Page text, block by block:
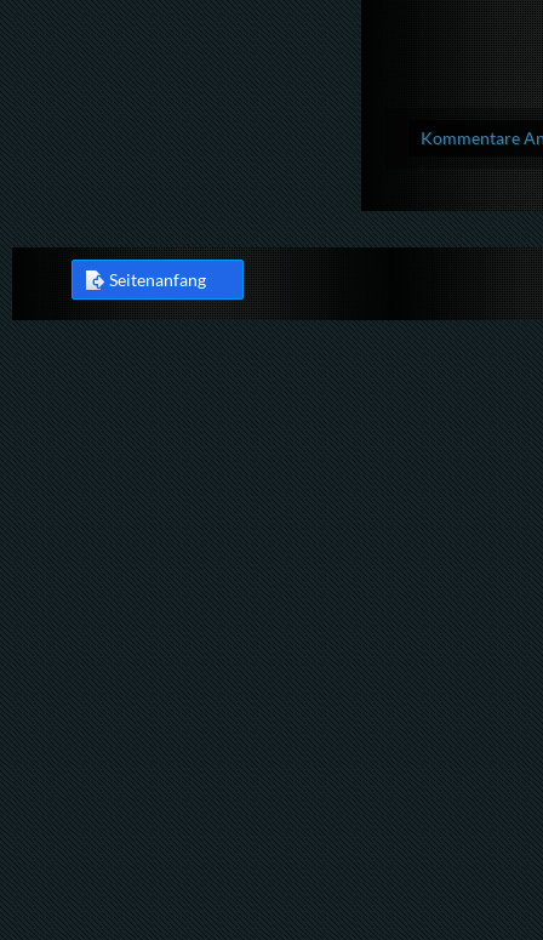
Kommentare
Seitenanfang